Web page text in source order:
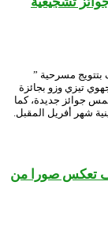
المحترف بتتويج مسرحية ”
تيزي وزو بجائزة
جوائز جديدة، كما
شهر أفريل المقبل.
تعكس صورا من